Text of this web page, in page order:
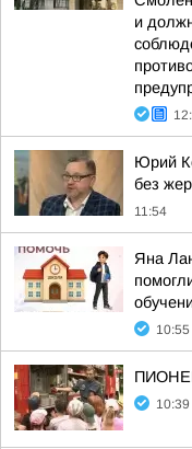
и
Юрий
без
11:54
Яна
10:55
10:39